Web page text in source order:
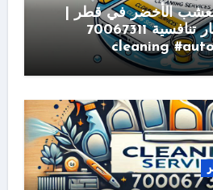
الأخضر في قطر |
خدمة مميزة بأسعار تنافسية 70067311